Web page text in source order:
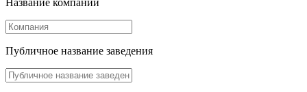
Публичное название заведения